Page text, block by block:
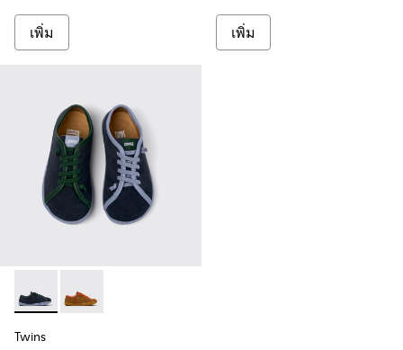
เพิ่ม เพิ่ม
Twins - K800663-002 - รองเท้าหนังและหนังกลับหลากสีสําห
Twins - K800663-001 - รองเท้าหนังและหนังกลับหลา
Twins